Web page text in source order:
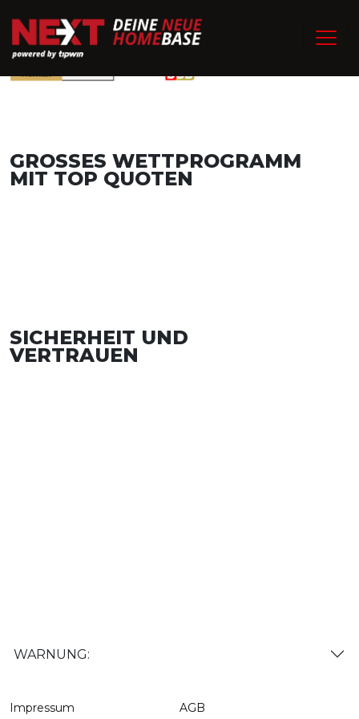
GROSSES WETTPROGRAMM
MIT TOP QUOTEN
SICHERHEIT UND
VERTRAUEN
WARNUNG:
Impressum AGB